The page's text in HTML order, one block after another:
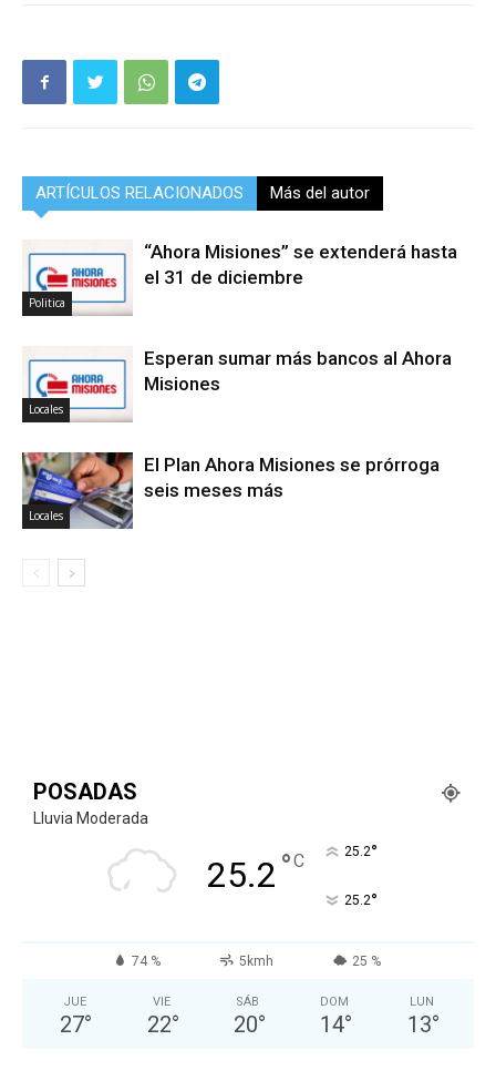
ARTÍCULOS RELACIONADOS Más del autor
Politica
“Ahora Misiones” se extenderá hasta
el 31 de diciembre
Locales
Esperan sumar más bancos al Ahora
Misiones
Locales
El Plan Ahora Misiones se prórroga
seis meses más
POSADAS
Lluvia Moderada
25.2 °C 25.2°
25.2°
74 % 5kmh 25 %
JUE
27°
VIE
22°
SÁB
20°
DOM
14°
LUN
13°